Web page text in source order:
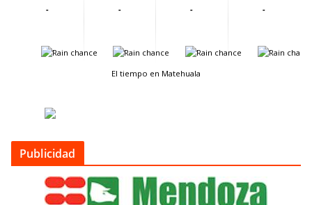
-
-
-
-
-
-
-
-
El tiempo en Matehuala
Publicidad